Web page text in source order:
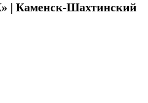
| Каменск-Шахтинский